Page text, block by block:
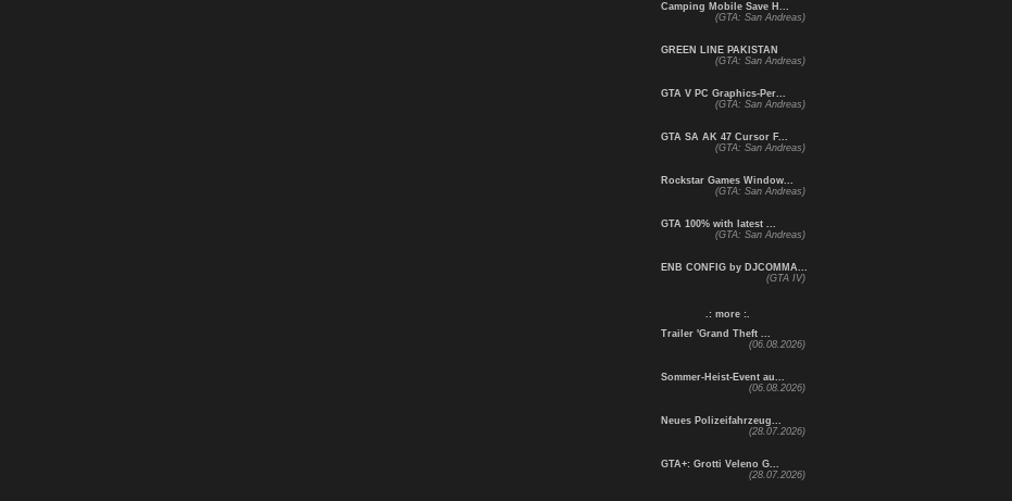
Camping Mobile Save H...
(GTA: San Andreas)
GREEN LINE PAKISTAN
(GTA: San Andreas)
GTA V PC Graphics-Per...
(GTA: San Andreas)
GTA SA AK 47 Cursor F...
(GTA: San Andreas)
Rockstar Games Window...
(GTA: San Andreas)
GTA 100% with latest ...
(GTA: San Andreas)
ENB CONFIG by DJCOMMA...
(GTA IV)
.: more :.
Trailer 'Grand Theft ...
(06.08.2026)
Sommer-Heist-Event au...
(06.08.2026)
Neues Polizeifahrzeug...
(28.07.2026)
GTA+: Grotti Veleno G...
(28.07.2026)